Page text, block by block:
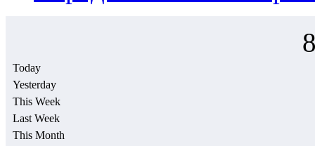
Today
Yesterday
This Week
Last Week
This Month